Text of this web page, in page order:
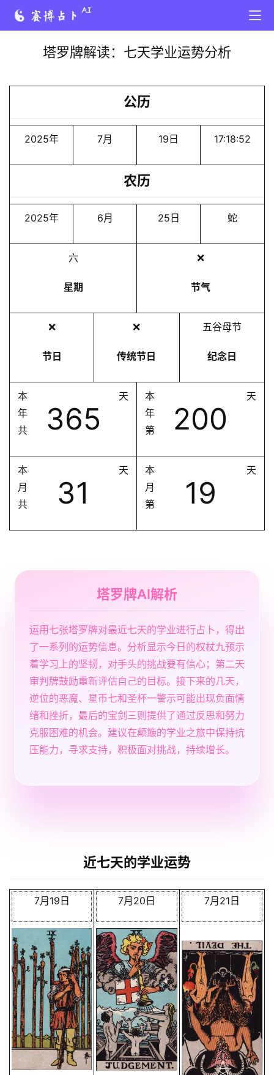
塔罗牌解读：七天学业运势分析
公历
2025年 7月 19日 17:18:52
农历
2025年 6月 25日 蛇
六
星期
❌
节气
❌
节日
❌
传统节日
五谷母节
纪念日
本
年
共
365
天
本
年
第
200
天
本
月
共
31
天
本
月
第
19
天
塔罗牌AI解析
运用七张塔罗牌对最近七天的学业进行占卜，得出
了一系列的运势信息。分析显示今日的权杖九预示
着学习上的坚韧，对手头的挑战要有信心；第二天
审判牌鼓励重新评估自己的目标。接下来的几天，
逆位的恶魔、星币七和圣杯一警示可能出现负面情
绪和挫折，最后的宝剑三则提供了通过反思和努力
克服困难的机会。建议在颠簸的学业之旅中保持抗
压能力，寻求支持，积极面对挑战，持续增长。
近七天的学业运势
7月19日 7月20日 7月21日